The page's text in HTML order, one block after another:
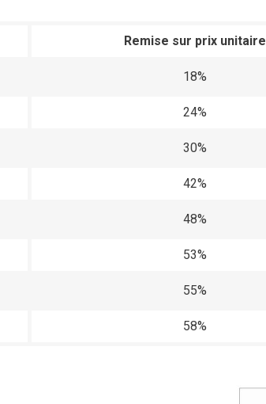
Remise sur prix unitaire
18%
24%
30%
42%
48%
53%
55%
58%